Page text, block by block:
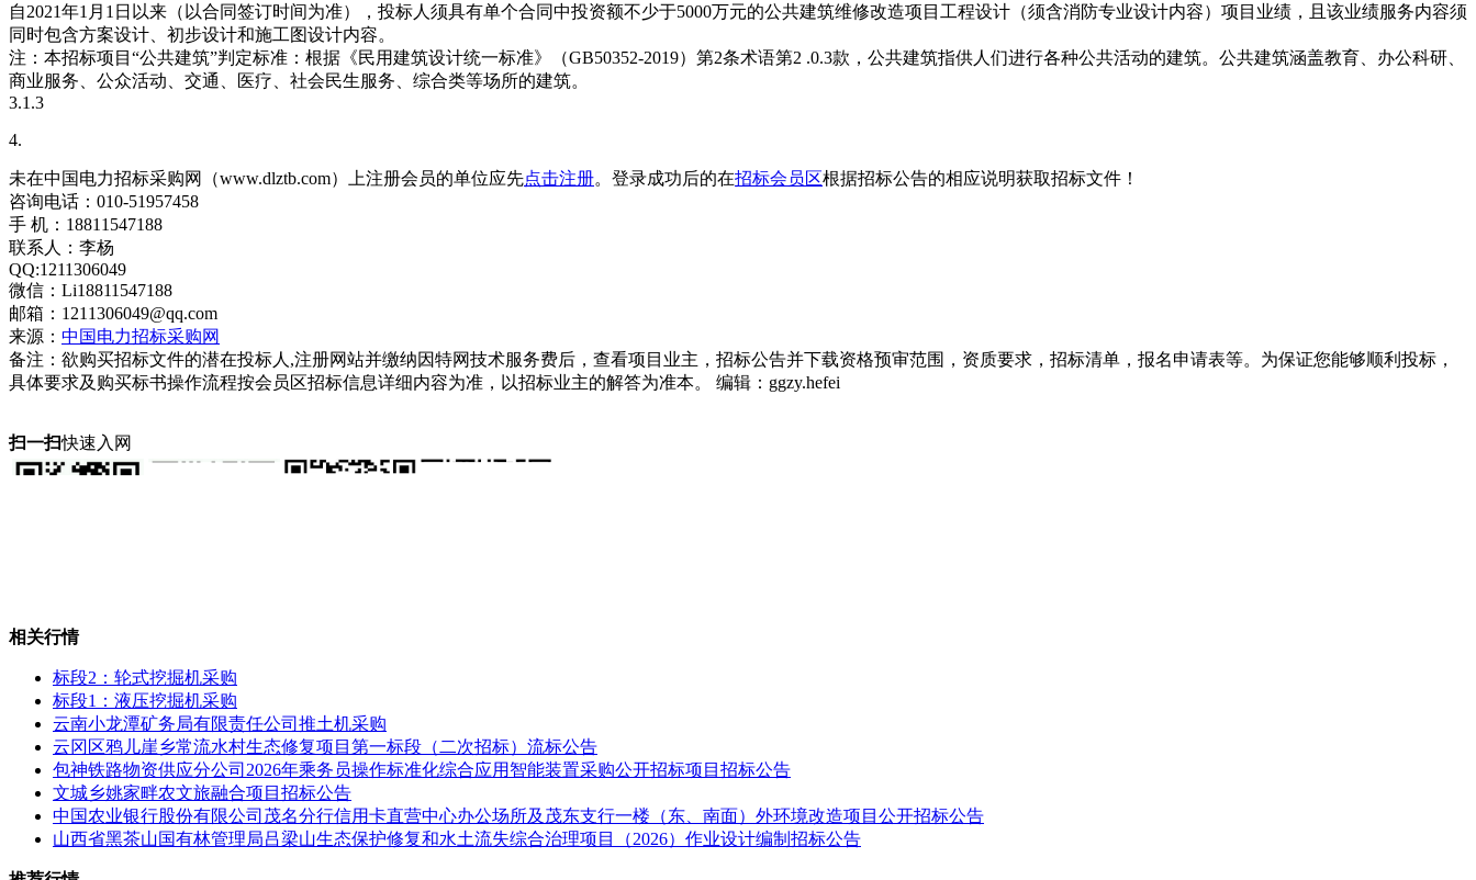
自2021年1月1日以来（以合同签订时间为准），投标人须具有单个合同中投资额不少于5000万元的公共建筑维修改造项目工程设计（须含消防专业设计内容）项目业绩，且该业绩服务内容须
同时包含方案设计、初步设计和施工图设计内容。
注：本招标项目“公共建筑”判定标准：根据《民用建筑设计统一标准》（GB50352-2019）第2条术语第2 .0.3款，公共建筑指供人们进行各种公共活动的建筑。公共建筑涵盖教育、办公科研、
商业服务、公众活动、交通、医疗、社会民生服务、综合类等场所的建筑。
3.1.3
4.
未在中国电力招标采购网（www.dlztb.com）上注册会员的单位应先点击注册。登录成功后的在招标会员区根据招标公告的相应说明获取招标文件！
咨询电话：010-51957458
手 机：18811547188
联系人：李杨
QQ:1211306049
微信：Li18811547188
邮箱：1211306049@qq.com
来源： 中国电力招标采购网
备注：欲购买招标文件的潜在投标人,注册网站并缴纳因特网技术服务费后，查看项目业主，招标公告并下载资格预审范围，资质要求，招标清单，报名申请表等。为保证您能够顺利投标，
具体要求及购买标书操作流程按会员区招标信息详细内容为准，以招标业主的解答为准本。 编辑：ggzy.hefei
扫一扫快速入网
相关行情
标段2：轮式挖掘机采购
标段1：液压挖掘机采购
云南小龙潭矿务局有限责任公司推土机采购
云冈区鸦儿崖乡常流水村生态修复项目第一标段（二次招标）流标公告
包神铁路物资供应分公司2026年乘务员操作标准化综合应用智能装置采购公开招标项目招标公告
文城乡姚家畔农文旅融合项目招标公告
中国农业银行股份有限公司茂名分行信用卡直营中心办公场所及茂东支行一楼（东、南面）外环境改造项目公开招标公告
山西省黑茶山国有林管理局吕梁山生态保护修复和水土流失综合治理项目（2026）作业设计编制招标公告